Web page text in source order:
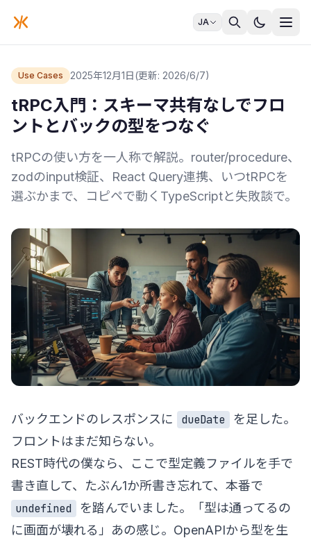
JA
Use Cases 2025年12月1日(更新: 2026/6/7)
tRPC入門：スキーマ共有なしでフロ
ントとバックの型をつなぐ
tRPCの使い方を一人称で解説。router/procedure、
zodのinput検証、React Query連携、いつtRPCを
選ぶかまで、コピペで動くTypeScriptと失敗談で。
バックエンドのレスポンスに dueDate
を足した。
フロントはまだ知らない。
REST時代の僕なら、ここで型定義ファイルを手で
書き直して、たぶん1か所書き忘れて、本番で
undefined
を踏んでいました。「型は通ってるの
に画面が壊れる」あの感じ。OpenAPIから型を生